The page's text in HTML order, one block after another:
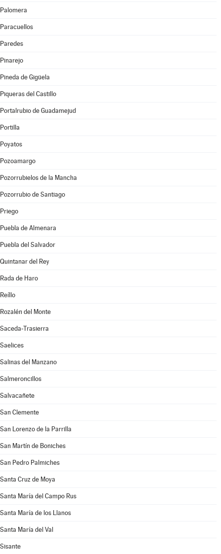
Palomera
Paracuellos
Paredes
Pinarejo
Pineda de Gigüela
Piqueras del Castillo
Portalrubio de Guadamejud
Portilla
Poyatos
Pozoamargo
Pozorrubielos de la Mancha
Pozorrubio de Santiago
Priego
Puebla de Almenara
Puebla del Salvador
Quintanar del Rey
Rada de Haro
Reíllo
Rozalén del Monte
Saceda-Trasierra
Saelices
Salinas del Manzano
Salmeroncillos
Salvacañete
San Clemente
San Lorenzo de la Parrilla
San Martín de Boniches
San Pedro Palmiches
Santa Cruz de Moya
Santa María del Campo Rus
Santa María de los Llanos
Santa María del Val
Sisante